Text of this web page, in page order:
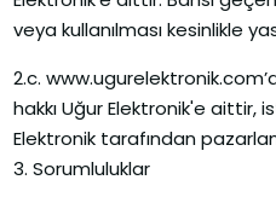
veya kullanılması kesinlikle
2.c.
hakkı Uğur Elektronik'e aittir,
Elektronik tarafından
3. Sorumluluklar